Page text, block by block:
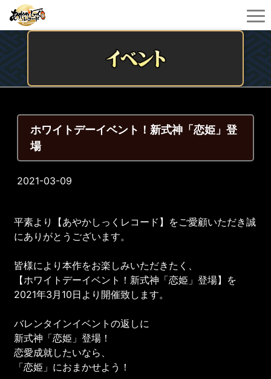
ホワイトデーイベント！新式神「恋姫」登
場
2021-03-09
平素より【あやかしっくレコード】をご愛顧いただき誠
にありがとうございます。
皆様により本作をお楽しみいただきたく、
【ホワイトデーイベント！新式神「恋姫」登場】を
2021年3月10日より開催致します。
バレンタインイベントの返しに
新式神「恋姫」登場！
恋愛成就したいなら、
「恋姫」におまかせよう！